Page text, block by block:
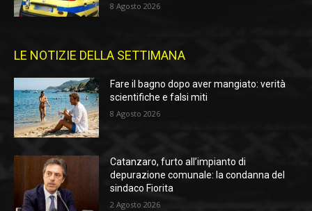
8 Agosto 2026
LE NOTIZIE DELLA SETTIMANA
Fare il bagno dopo aver mangiato: verità
scientifiche e falsi miti
8 Agosto 2026
Catanzaro, furto all’impianto di
depurazione comunale: la condanna del
sindaco Fiorita
2 Agosto 2026